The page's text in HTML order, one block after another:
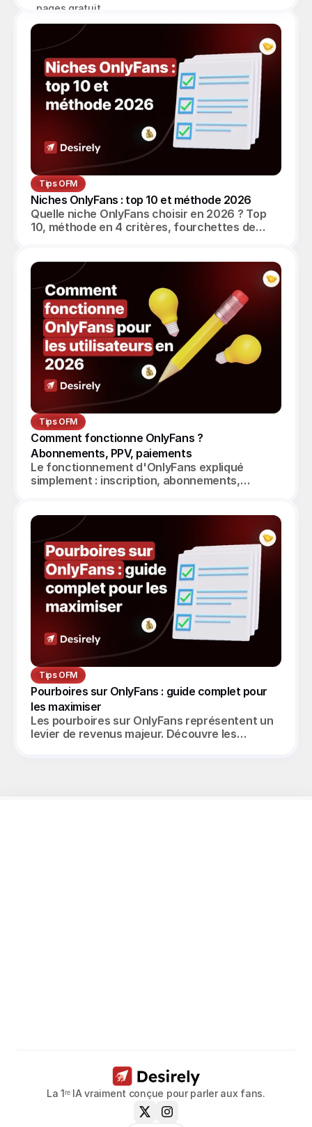
pages gratuit.
Tips OFM
Niches OnlyFans : top 10 et méthode 2026
Quelle niche OnlyFans choisir en 2026 ? Top
10, méthode en 4 critères, fourchettes de
Tips OFM
Comment fonctionne OnlyFans ?
Abonnements, PPV, paiements
Le fonctionnement d'OnlyFans expliqué
simplement : inscription, abonnements,
Tips OFM
Pourboires sur OnlyFans : guide complet pour
les maximiser
Les pourboires sur OnlyFans représentent un
levier de revenus majeur. Découvre les
Réservez un appel dès maintenant
La 1ʳᵉ IA vraiment conçue pour parler aux fans.